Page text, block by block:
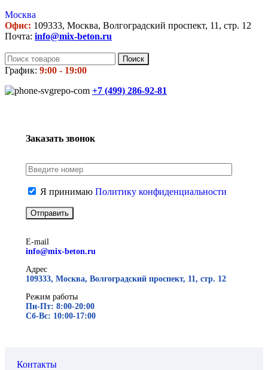
Москва
Офис: 109333, Москва, Волгоградский проспект, 11, стр. 12
Почта: info@mix-beton.ru
Поиск
График: 9:00 - 19:00
+7 (499) 286-92-81
Заказать звонок
Я принимаю Политику конфиденциальности
E-mail
info@mix-beton.ru
Адрес
109333, Москва, Волгоградский проспект, 11, стр. 12
Режим работы
Пн-Пт: 8:00-20:00
Сб-Вс: 10:00-17:00
Контакты